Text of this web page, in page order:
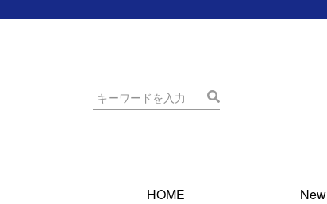
HOME New